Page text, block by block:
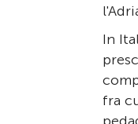
In
fra